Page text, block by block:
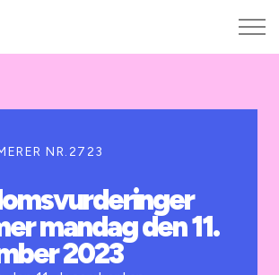
NR.2723
mandag den 11.
2023